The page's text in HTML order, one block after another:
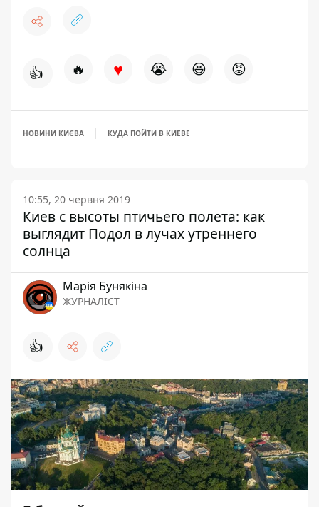
👍 🔥 ♥ 😭 😆 😡
НОВИНИ КИЄВА КУДА ПОЙТИ В КИЕВЕ
10:55, 20 червня 2019
Киев с высоты птичьего полета: как
выглядит Подол в лучах утреннего
солнца
Марія Бунякіна
ЖУРНАЛІСТ
👍